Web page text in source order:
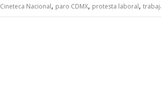
Cineteca Nacional, paro CDMX, protesta laboral,